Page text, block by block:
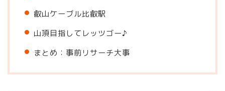
叡山ケーブル比叡駅
山頂目指してレッツゴー♪
まとめ：事前リサーチ大事